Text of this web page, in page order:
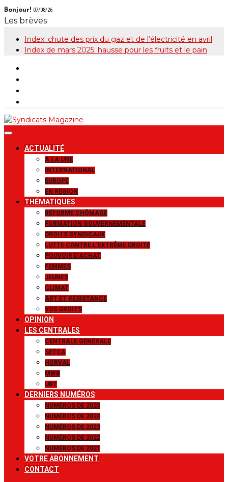
Skip
to
Bonjour! 07/08/26
Les brèves
Index: chute des prix du gaz et de l’électricité en avril
Index de mars 2025: hausse pour les fruits et le pain
Syndicats
Magazine
Le magazine de la FGTB
ACTUALITÉ
A LA UNE
INTERNATIONAL
EUROPE
EN RÉGION
THÉMATIQUES
RÉFORME CHÔMAGE
FORMATION GOUVERNEMENTALE
DROITS SYNDICAUX
LUTTE CONTRE L’EXTRÊME DROITE
POUVOIR D’ACHAT
FEMMES
JEUNES
CLIMAT
ART ET RÉSISTANCE
VOS DROITS
OPINION
LES CENTRALES
CENTRALE GÉNÉRALE
SETCA
HORVAL
MWB
UBT
DERNIERS NUMÉROS
NUMÉROS DE 2025
NUMÉROS DE 2024
NUMÉROS DE 2023
NUMÉROS DE 2022
NUMÉROS DE 2021
VOTRE ABONNEMENT
CONTACT